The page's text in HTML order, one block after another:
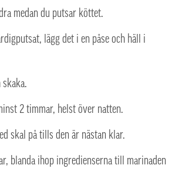
medan du putsar köttet.
lägg det i en påse och häll i
skaka.
2 timmar, helst över natten.
skal på tills den är nästan klar.
blanda ihop ingredienserna till marinaden